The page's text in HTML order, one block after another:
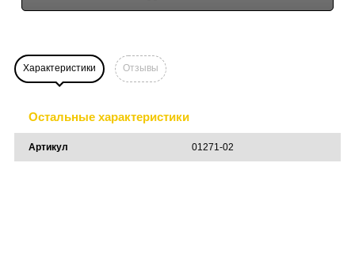
Характеристики Отзывы
Остальные характеристики
Артикул 01271-02